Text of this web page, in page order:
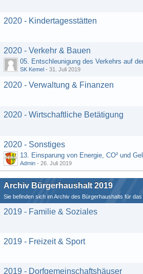
2020 - Kindertagesstätten
2020 - Verkehr & Bauen
SK Kemel - 31. Juli 2019
2020 - Verwaltung & Finanzen
2020 - Wirtschaftliche Betätigung
2020 - Sonstiges
Admin - 26. Juli 2019
Archiv Bürgerhaushalt 2019
Sie befinden sich im Archiv des Bürgerhaushalts für
2019 - Familie & Soziales
2019 - Freizeit & Sport
2019 - Dorfgemeinschaftshäuser